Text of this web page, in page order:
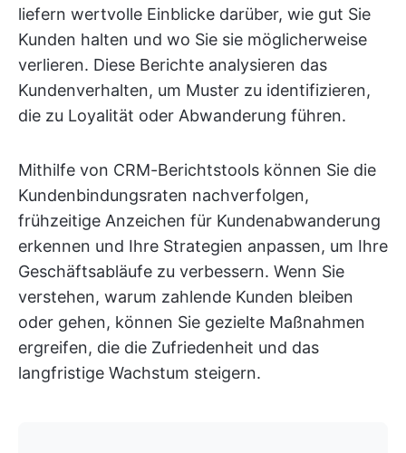
liefern wertvolle Einblicke darüber, wie gut Sie
Kunden halten und wo Sie sie möglicherweise
verlieren. Diese Berichte analysieren das
Kundenverhalten, um Muster zu identifizieren,
die zu Loyalität oder Abwanderung führen.
Mithilfe von CRM-Berichtstools können Sie die
Kundenbindungsraten nachverfolgen,
frühzeitige Anzeichen für Kundenabwanderung
erkennen und Ihre Strategien anpassen, um Ihre
Geschäftsabläufe zu verbessern. Wenn Sie
verstehen, warum zahlende Kunden bleiben
oder gehen, können Sie gezielte Maßnahmen
ergreifen, die die Zufriedenheit und das
langfristige Wachstum steigern.